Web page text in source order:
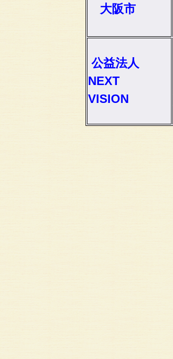
大阪市
公益法人
NEXT
VISION